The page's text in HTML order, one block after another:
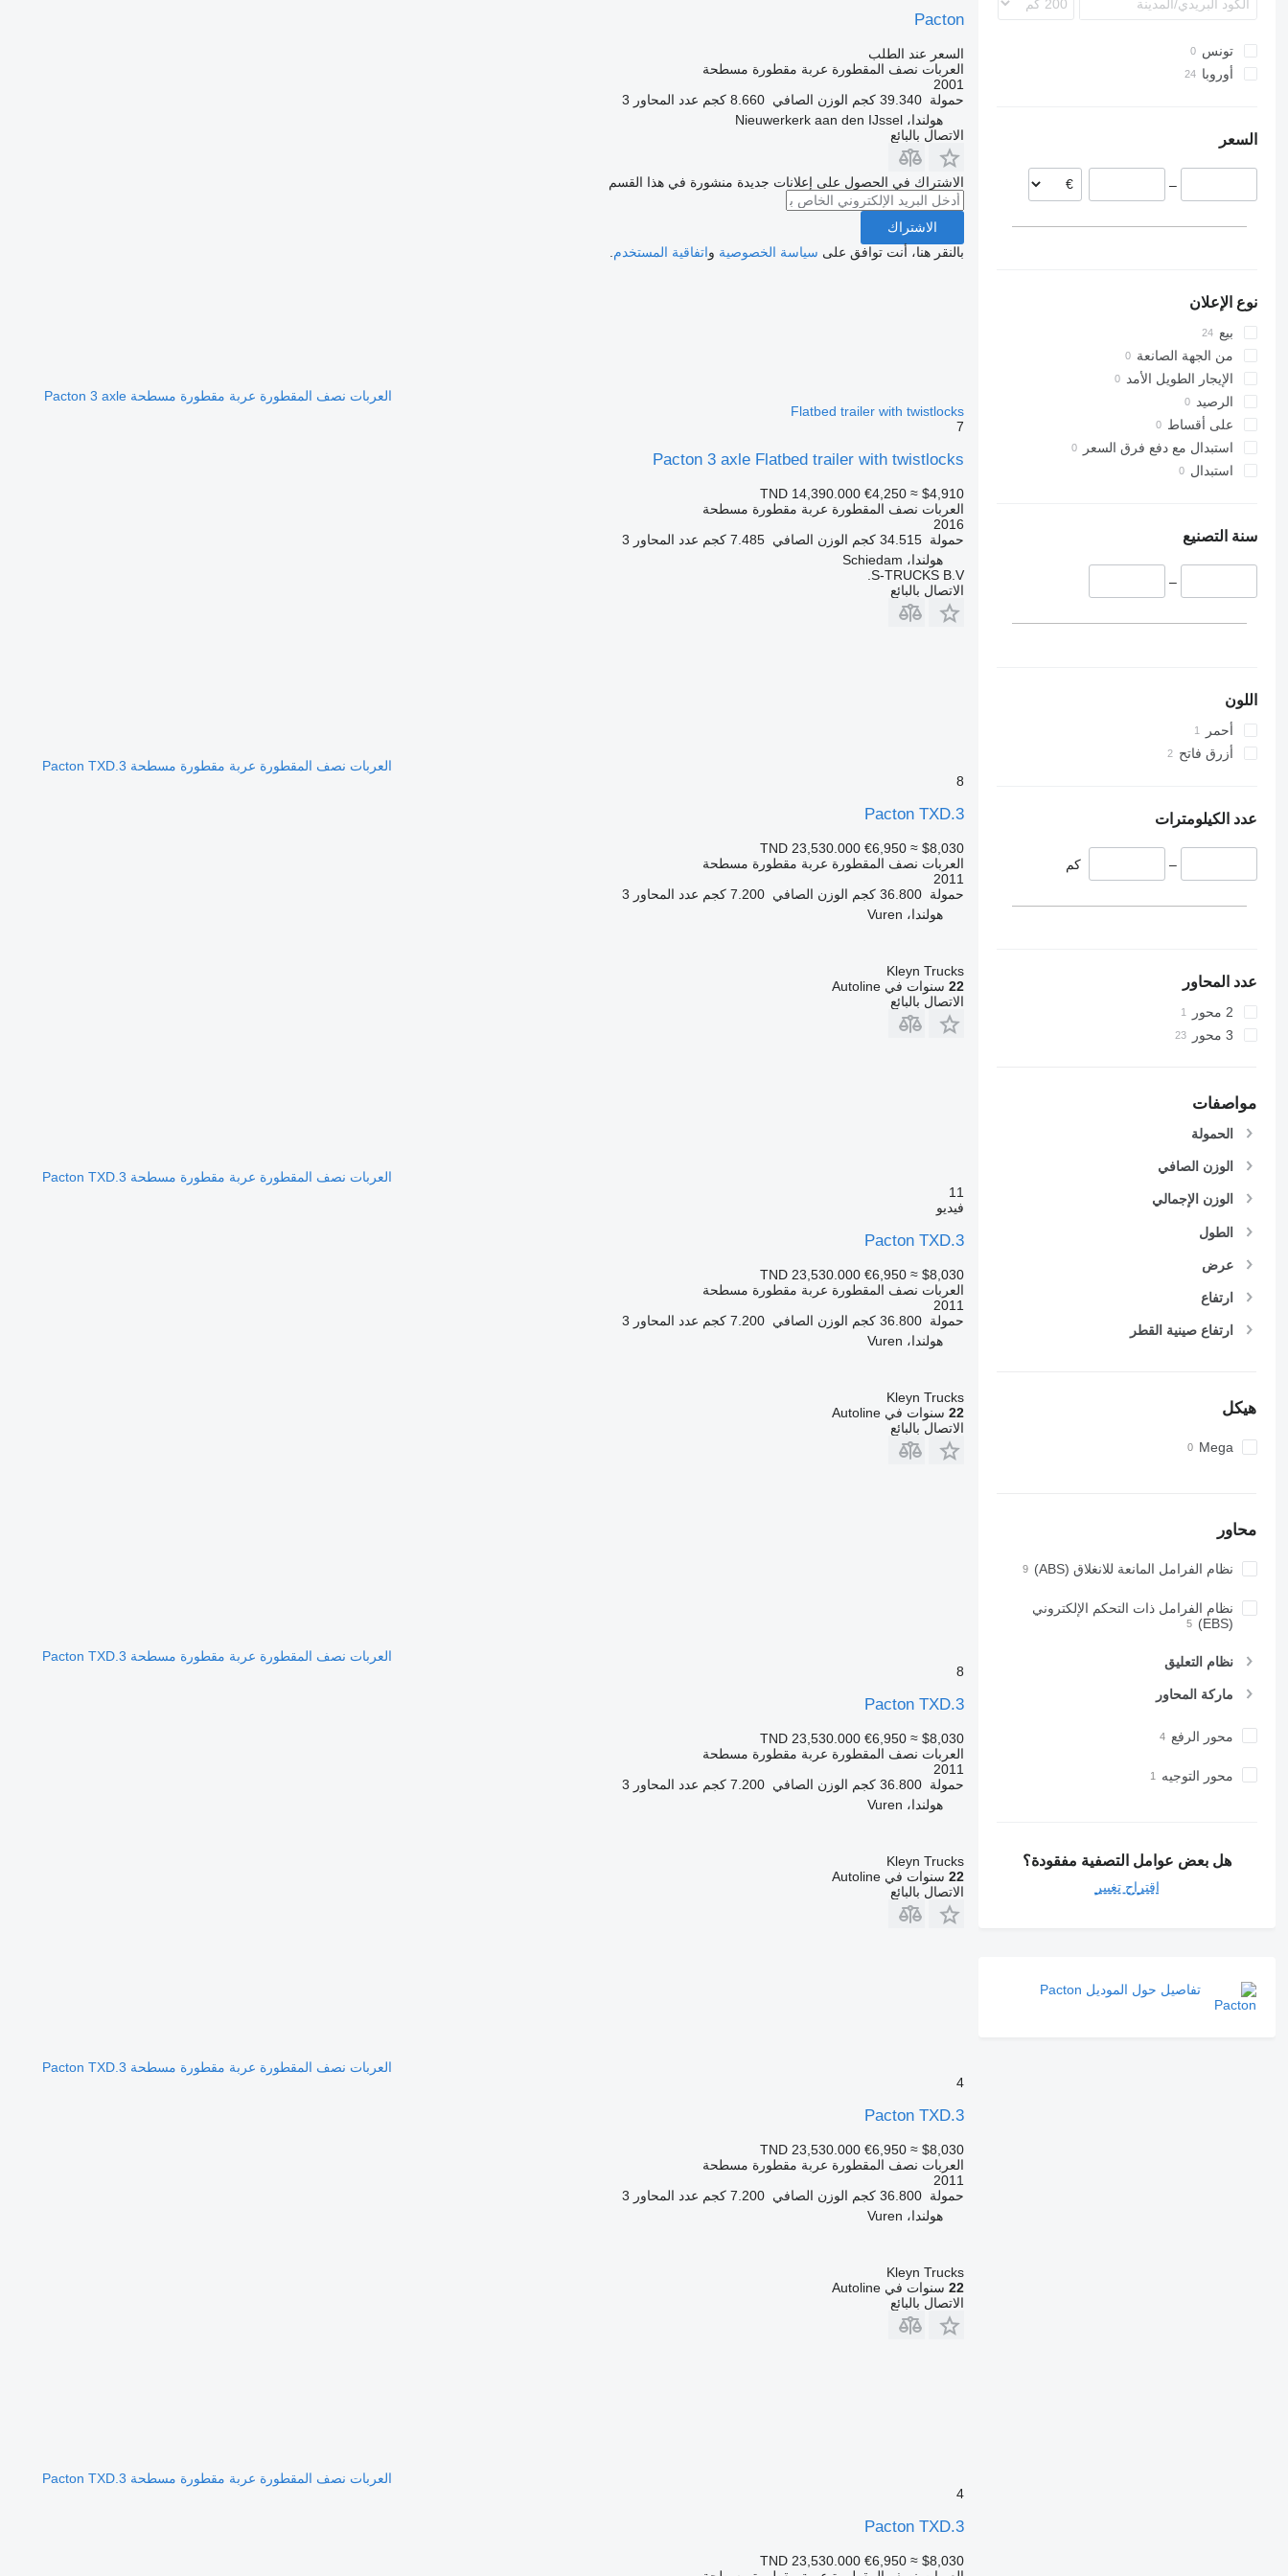
تونس
أوروبا
السعر
–
نوع الإعلان
بيع
من الجهة الصانعة
الإيجار الطويل الأمد
الرصيد
على أقساط
استبدال مع دفع فرق السعر
استبدال
سنة التصنيع
–
اللون
أحمر
أزرق فاتح
عدد الكيلومترات
– كم
عدد المحاور
2 محور
3 محور
مواصفات
الحمولة
الوزن الصافي
الوزن الإجمالي
الطول
عرض
ارتفاع
ارتفاع صينية القطر
هيكل
Mega
محاور
نظام الفرامل المانعة للانغلاق (ABS)
نظام الفرامل ذات التحكم الإلكتروني
(EBS)
نظام التعليق
ماركة المحاور
محور الرفع
محور التوجيه
هل بعض عوامل التصفية مفقودة؟
اقتراح تغيير
تفاصيل حول الموديل Pacton
Pacton
السعر عند الطلب
العربات نصف المقطورة عربة مقطورة مسطحة
2001
حمولة 39.340 كجم الوزن الصافي 8.660 كجم عدد المحاور 3
هولندا، Nieuwerkerk aan den IJssel
الاتصال بالبائع
الاشتراك في الحصول على إعلانات جديدة منشورة في هذا القسم
الاشتراك
بالنقر هنا، أنت توافق على سياسة الخصوصية واتفاقية المستخدم
العربات نصف المقطورة عربة مقطورة مسطحة Pacton 3 axle
Flatbed trailer with twistlocks
7
Pacton 3 axle Flatbed trailer with twistlocks
TND 14,390.000 €4,250 ≈ $4,910
العربات نصف المقطورة عربة مقطورة مسطحة
2016
حمولة 34.515 كجم الوزن الصافي 7.485 كجم عدد المحاور 3
هولندا، Schiedam
S-TRUCKS B.V.
الاتصال بالبائع
العربات نصف المقطورة عربة مقطورة مسطحة Pacton TXD.3
8
Pacton TXD.3
TND 23,530.000 €6,950 ≈ $8,030
العربات نصف المقطورة عربة مقطورة مسطحة
2011
حمولة 36.800 كجم الوزن الصافي 7.200 كجم عدد المحاور 3
هولندا، Vuren
Kleyn Trucks
22سنوات في Autoline
الاتصال بالبائع
العربات نصف المقطورة عربة مقطورة مسطحة Pacton TXD.3
11
فيديو
Pacton TXD.3
TND 23,530.000 €6,950 ≈ $8,030
العربات نصف المقطورة عربة مقطورة مسطحة
2011
حمولة 36.800 كجم الوزن الصافي 7.200 كجم عدد المحاور 3
هولندا، Vuren
Kleyn Trucks
22سنوات في Autoline
الاتصال بالبائع
العربات نصف المقطورة عربة مقطورة مسطحة Pacton TXD.3
8
Pacton TXD.3
TND 23,530.000 €6,950 ≈ $8,030
العربات نصف المقطورة عربة مقطورة مسطحة
2011
حمولة 36.800 كجم الوزن الصافي 7.200 كجم عدد المحاور 3
هولندا، Vuren
Kleyn Trucks
22سنوات في Autoline
الاتصال بالبائع
العربات نصف المقطورة عربة مقطورة مسطحة Pacton TXD.3
4
Pacton TXD.3
TND 23,530.000 €6,950 ≈ $8,030
العربات نصف المقطورة عربة مقطورة مسطحة
2011
حمولة 36.800 كجم الوزن الصافي 7.200 كجم عدد المحاور 3
هولندا، Vuren
Kleyn Trucks
22سنوات في Autoline
الاتصال بالبائع
العربات نصف المقطورة عربة مقطورة مسطحة Pacton TXD.3
4
Pacton TXD.3
TND 23,530.000 €6,950 ≈ $8,030